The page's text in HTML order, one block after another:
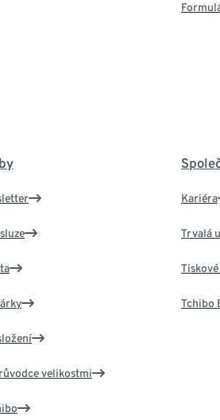
velikostmi
Kariéra
Trvalá
Tchibo